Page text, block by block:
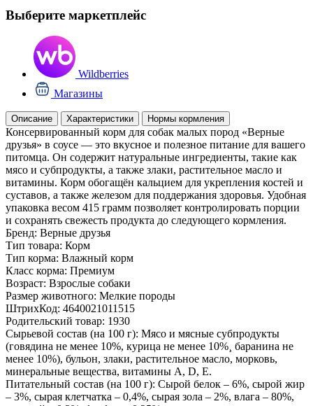
Выберите маркетплейс
Wildberries
Магазины
Описание Характеристики Нормы кормления
Консервированный корм для собак малых пород «Верные
друзья» в соусе — это вкусное и полезное питание для вашего
питомца. Он содержит натуральные ингредиенты, такие как
мясо и субпродукты, а также злаки, растительное масло и
витамины. Корм обогащён кальцием для укрепления костей и
суставов, а также железом для поддержания здоровья. Удобная
упаковка весом 415 грамм позволяет контролировать порции
и сохранять свежесть продукта до следующего кормления.
Бренд: Верные друзья
Тип товара: Корм
Тип корма: Влажный корм
Класс корма: Премиум
Возраст: Взрослые собаки
Размер животного: Мелкие породы
ШтрихКод: 4640021011515
Родительский товар: 1930
Сырьевой состав (на 100 г): Мясо и мясные субпродукты
(говядина не менее 10%, курица не менее 10%¸ баранина не
менее 10%), бульон, злаки, растительное масло, морковь,
минеральные вещества, витамины А, D, E.
Питательный состав (на 100 г): Сырой белок – 6%, сырой жир
– 3%, сырая клетчатка – 0,4%, сырая зола – 2%, влага – 80%,